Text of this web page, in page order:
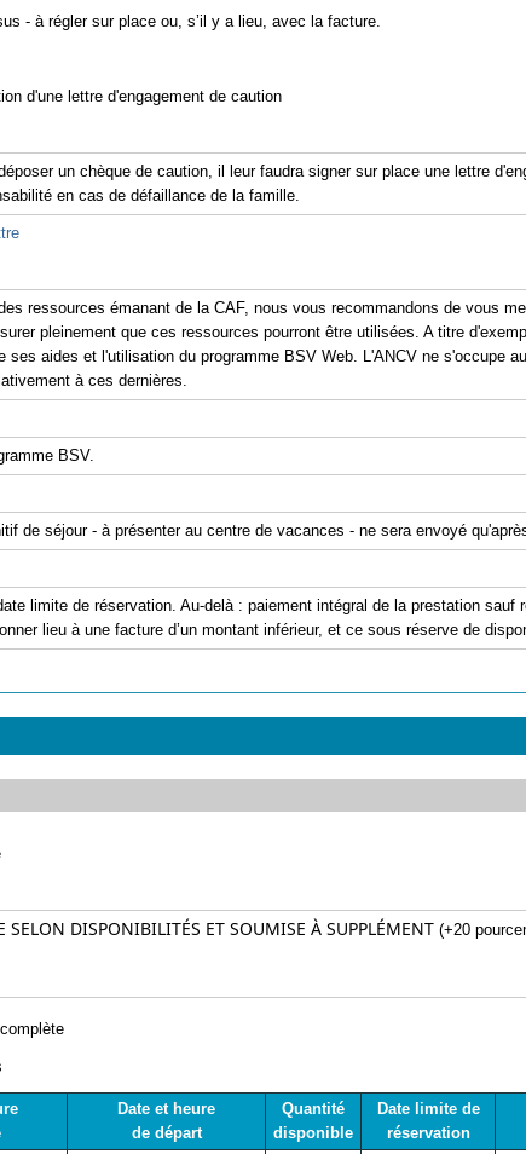
- à régler sur place ou, s’il y a lieu, avec la facture.
d'une lettre d'engagement de caution
un chèque de caution, il leur faudra signer sur place une lettre
en cas de défaillance de la famille.
ressources émanant de la CAF, nous vous recommandons de vous
pleinement que ces ressources pourront être utilisées. A titre
ses aides et l'utilisation du programme BSV Web. L'ANCV ne s'occupe
à ces dernières.
BSV.
de séjour - à présenter au centre de vacances - ne sera envoyé
limite de réservation. Au-delà : paiement intégral de la prestation sauf
lieu à une facture d’un montant inférieur, et ce sous réserve de
SELON DISPONIBILITÉS ET SOUMISE À SUPPLÉMENT (+20
Date et heure
de départ
Quantité
disponible
Date limite de
réservation